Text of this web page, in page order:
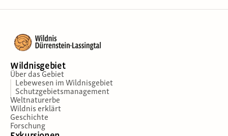
Wildnisgebiet
Über das Gebiet
Lebewesen im Wildnisgebiet
Schutzgebietsmanagement
Weltnaturerbe
Wildnis erklärt
Geschichte
Forschung